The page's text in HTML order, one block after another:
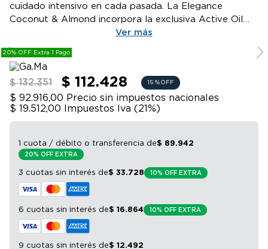
cuidado intensivo en cada pasada. La Elegance
Coconut & Almond incorpora la exclusiva Active Oil
Technology con aceite esencial de coco y almendras,
que ayuda a reparar el cabello dañado, mantener las
puntas sanas y controlar el frizz.
Ver más
20% OFF Extra 1 Pago
$ 132.351 $ 112.428 15 % OFF
$ 92.916,00 Precio sin impuestos nacionales
$ 19.512,00
Impuestos Iva (21%)
1 cuota / débito o transferencia de$ 89.942
20% OFF EXTRA
3 cuotas sin interés de$ 33.728 10% OFF EXTRA
6 cuotas sin interés de$ 16.864 10% OFF EXTRA
9 cuotas sin interés de$ 12.492
8.
aire acondicionado
10 . sommier